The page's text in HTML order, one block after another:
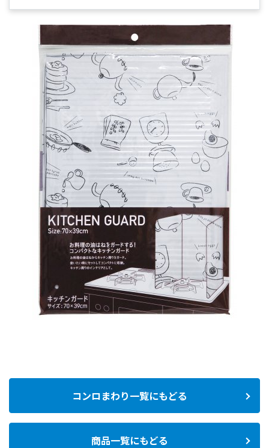
コンロまわり一覧にもどる
商品一覧にもどる